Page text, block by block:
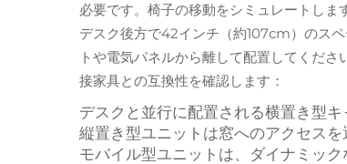
必要です。椅子の移動をシミュレートし
デスク後方で42インチ（約107cm）のス
トや電気パネルから離して配置してくだ
接家具との互換性を確認します：
デスクと並行に配置される横置き型
縦置き型ユニットは窓へのアクセス
モバイル型ユニットは、ダイナミッ